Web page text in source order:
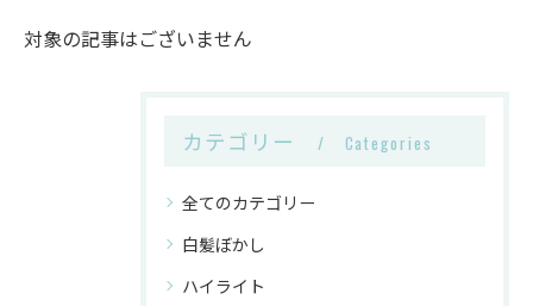
対象の記事はございません
カテゴリー Categories
全てのカテゴリー
白髪ぼかし
ハイライト